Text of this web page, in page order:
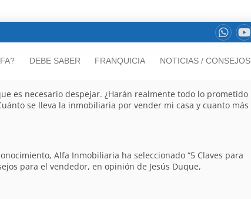
DEBE SABER FRANQUICIA NOTICIAS / CONSEJOS
es necesario despejar. ¿Harán realmente todo lo prometido
se lleva la inmobiliaria por vender mi casa y cuanto más
Alfa Inmobiliaria ha seleccionado “5 Claves para
para el vendedor, en opinión de Jesús Duque,